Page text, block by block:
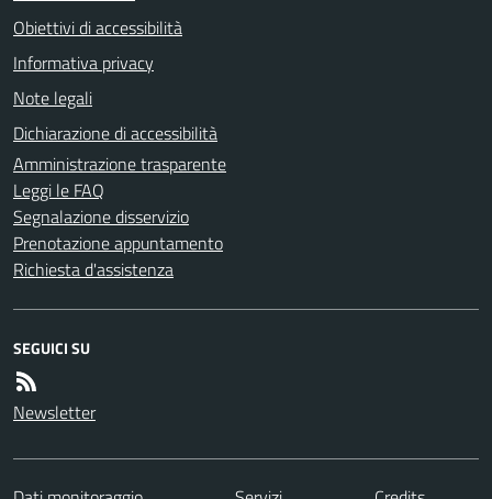
Obiettivi di accessibilità
Informativa privacy
Note legali
Dichiarazione di accessibilità
Amministrazione trasparente
Leggi le FAQ
Segnalazione disservizio
Prenotazione appuntamento
Richiesta d'assistenza
SEGUICI SU
Newsletter